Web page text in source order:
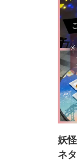
妖
ネ